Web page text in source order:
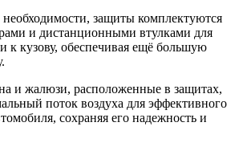
защиты комплектуются
и дистанционными втулками для
к кузову, обеспечивая ещё большую
и жалюзи, расположенные в защитах,
поток воздуха для эффективного
сохраняя его надежность и